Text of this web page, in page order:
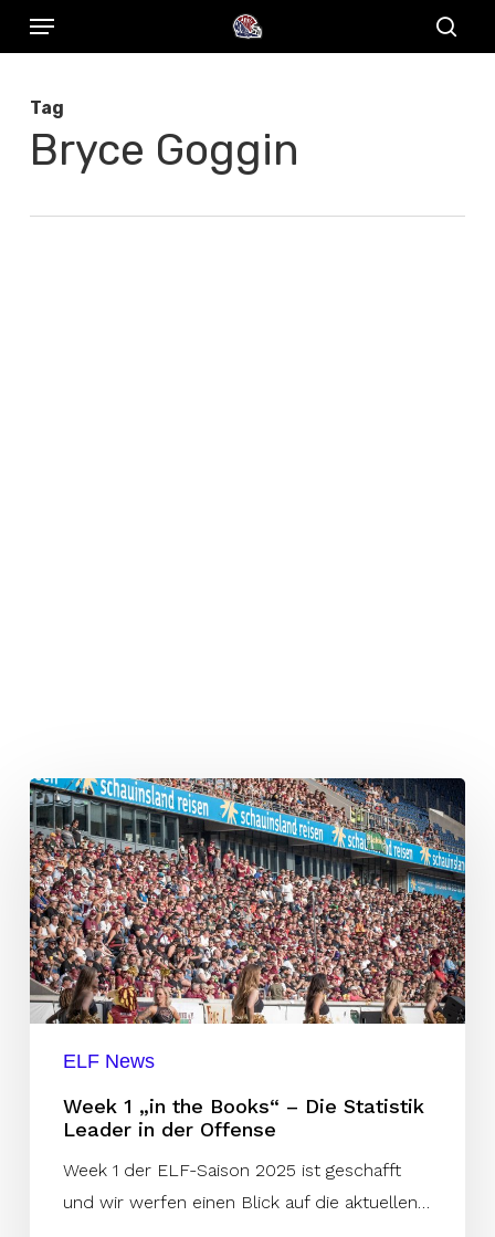
Skip
content
Menu
Tag
Bryce Goggin
Week
1
„in
the
Books“
–
Die
Statistik
Leader
ELF News
Week 1 „in the Books“ – Die Statistik
Leader in der Offense
Week 1 der ELF-Saison 2025 ist geschafft
und wir werfen einen Blick auf die aktuellen…